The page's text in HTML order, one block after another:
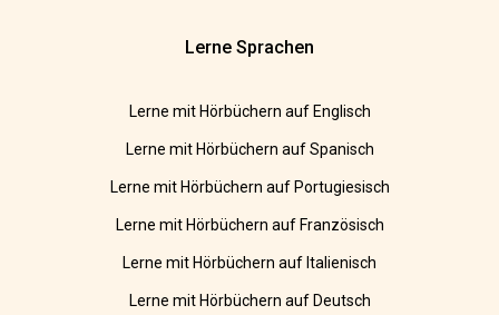
Lerne Sprachen
Lerne mit Hörbüchern auf Englisch
Lerne mit Hörbüchern auf Spanisch
Lerne mit Hörbüchern auf Portugiesisch
Lerne mit Hörbüchern auf Französisch
Lerne mit Hörbüchern auf Italienisch
Lerne mit Hörbüchern auf Deutsch